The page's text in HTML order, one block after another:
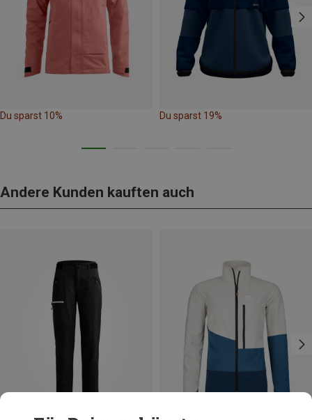
Du sparst 10% Du sparst 19%
Andere Kunden kauften auch